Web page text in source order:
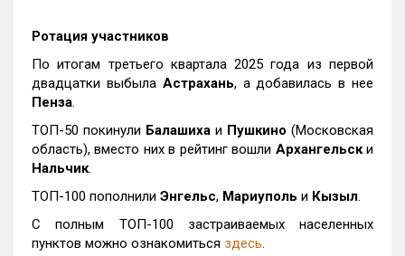
Ротация участников
По итогам третьего квартала 2025 года из первой
двадцатки выбыла Астрахань, а добавилась в нее
Пенза.
ТОП-50 покинули Балашиха и Пушкино (Московская
область), вместо них в рейтинг вошли Архангельски
Нальчик.
ТОП-100 пополнили Энгельс, Мариуполь и Кызыл.
С полным ТОП-100 застраиваемых населенных
пунктов можно ознакомиться здесь.